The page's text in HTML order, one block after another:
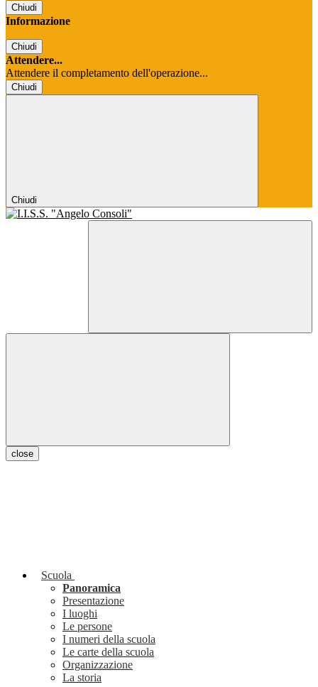
Chiudi
Informazione
Chiudi
Attendere...
Attendere il completamento dell'operazione...
Chiudi
Chiudi
close
Scuola
Panoramica
Presentazione
I luoghi
Le persone
I numeri della scuola
Le carte della scuola
Organizzazione
La storia